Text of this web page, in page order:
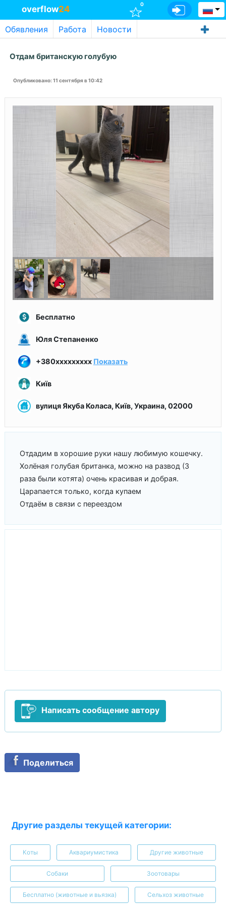
overflow24 0
Обявления Работа Новости
Отдам британскую голубую
Опубликовано: 11 сентября в 10:42
Бесплатно
Юля Степаненко
+380xxxxxxxxx Показать
Київ
вулиця Якуба Коласа, Київ, Украина, 02000
Отдадим в хорошие руки нашу любимую кошечку.
Холёная голубая британка, можно на развод (3
раза были котята) очень красивая и добрая.
Царапается только, когда купаем
Отдаём в связи с переездом
Написать сообщение автору
Поделиться
Другие разделы текущей категории:
Коты Аквариумистика Другие животные
Собаки Зоотовары
Бесплатно (животные и вьязка) Сельхоз животные